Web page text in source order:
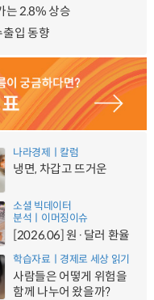
는 2.8% 상승
입 동향
나라경제ㅣ칼럼
냉면, 차갑고 뜨거운
소셜 빅데이터
분석ㅣ이머징이슈
[2026.06] 원·달러 환율
학습자료ㅣ경제로 세상 읽기
사람들은 어떻게 위험을
함께 나누어 왔을까?